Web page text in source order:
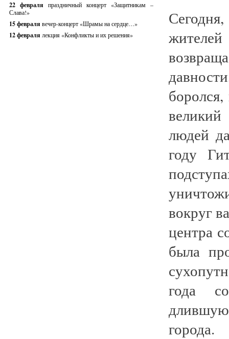
22 февраля праздничный концерт «Защитникам –
Слава!»
15 февраля вечер-концерт «Шрамы на сердце…»
12 февраля лекция «Конфликты и их решения»
людей
году
вокруг
центра
была
года
города.